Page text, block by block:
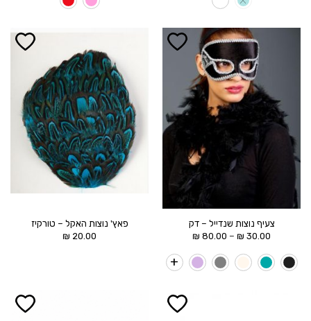
הוסף ל
WISHLIST
צעיף נוצות שנדייל – דק
30.00
₪
–
80.00
₪
עד
WISHLIST
פאץ' נוצות האקל – טורקיז
20.00
₪